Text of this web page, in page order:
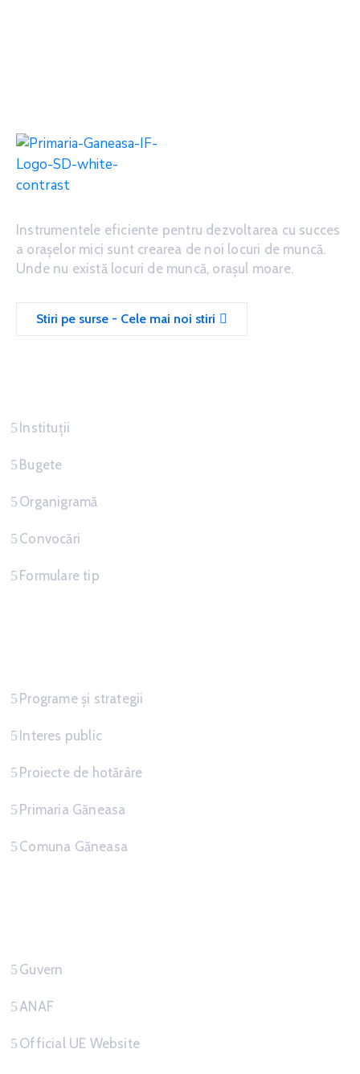
Instrumentele eficiente pentru dezvoltarea cu succes
a oraşelor mici sunt crearea de noi locuri de muncă.
Unde nu există locuri de muncă, oraşul moare.
Stiri pe surse - Cele mai noi stiri
Instituții
Bugete
Organigramă
Convocări
Formulare tip
Programe și strategii
Interes public
Proiecte de hotărâre
Primaria Găneasa
Comuna Găneasa
Guvern
ANAF
Official UE Website